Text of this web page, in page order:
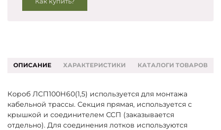
ОПИСАНИЕ ХАРАКТЕРИСТИКИ КАТАЛОГИ ТОВАРОВ
Короб ЛСП100Н60(1,5) используется для монтажа
кабельной трассы. Секция прямая, используется с
крышкой и соединителем ССП (заказывается
отдельно). Для соединения лотков используются